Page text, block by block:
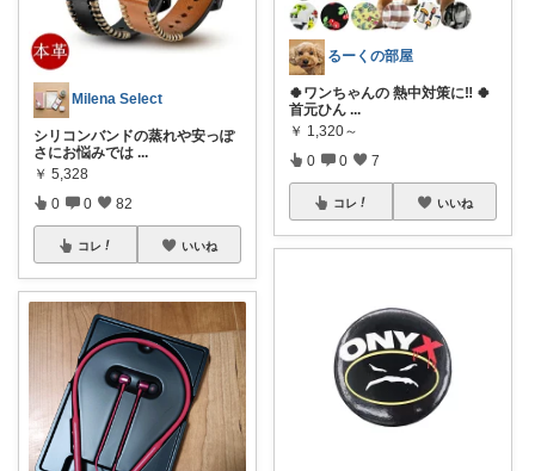
Milena Select
シリコンバンドの蒸れや安っぽ
さにお悩みでは ...
￥ 5,328
0 0 82
コレ いいね
るーくの部屋
🍀ワンちゃんの 熱中対策に‼️ 🍀
首元ひん ...
￥ 1,320～
0 0 7
コレ いいね